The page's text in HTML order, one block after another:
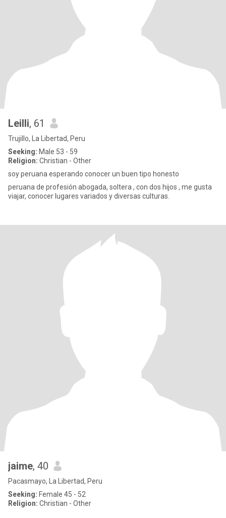
Leilli, 61
Trujillo, La Libertad, Peru
Seeking: Male 53 - 59
Religion: Christian - Other
soy peruana esperando conocer un buen tipo honesto
peruana de profesión abogada, soltera , con dos hijos , me gusta
viajar, conocer lugares variados y diversas culturas.
jaime, 40
Pacasmayo, La Libertad, Peru
Seeking: Female 45 - 52
Religion: Christian - Other